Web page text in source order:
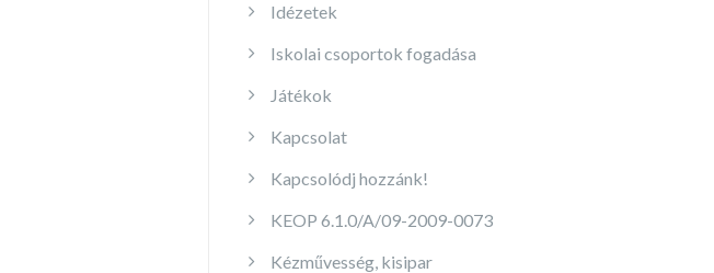
Idézetek
Iskolai csoportok fogadása
Játékok
Kapcsolat
Kapcsolódj hozzánk!
KEOP 6.1.0/A/09-2009-0073
Kézművesség, kisipar